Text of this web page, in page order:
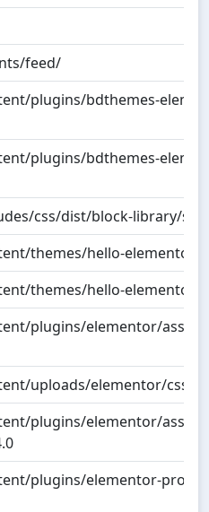
feed/
plugins/bdthemes-
plugins/bdthemes-
css/dist/block-library/
themes/hello-elementor/
themes/hello-elementor/
plugins/elementor/
uploads/elementor/css/
plugins/elementor/
plugins/elementor-pro/